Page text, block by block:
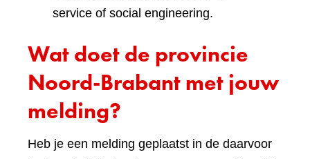
service of social engineering.
Wat doet de provincie
Noord-Brabant met jouw
melding?
Heb je een melding geplaatst in de daarvoor